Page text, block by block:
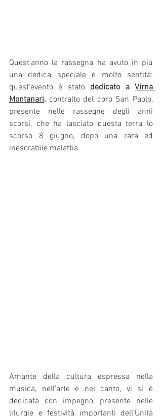
Quest’anno la rassegna ha avuto in più
una dedica speciale e molto sentita:
quest’evento è stato dedicato a Virna
Montanari, contralto del coro San Paolo,
presente nelle rassegne degli anni
scorsi, che ha lasciato questa terra lo
scorso 8 giugno, dopo una rara ed
inesorabile malattia.
Amante della cultura espressa nella
musica, nell’arte e nel canto, vi si è
dedicata con impegno, presente nelle
liturgie e festività importanti dell’Unità